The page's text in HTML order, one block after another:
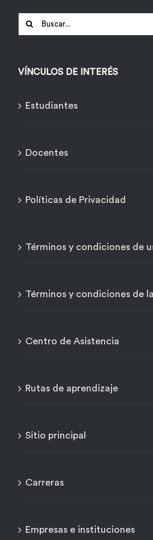
Buscar:
VÍNCULOS DE INTERÉS
Estudiantes
Docentes
Políticas de Privacidad
Términos y condiciones de
Términos y condiciones de
Centro de Asistencia
Rutas de aprendizaje
Sitio principal
Carreras
Empresas e instituciones